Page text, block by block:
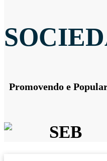
Promovendo e
SEB